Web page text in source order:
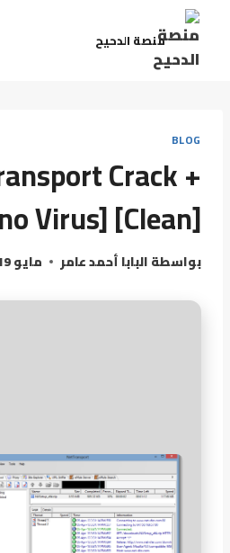
التجاوز
المحتوى
منصة الدحيح
BLOG
Crack +
Virus] [Clean]
بواسطةالبابا أحمد عامر مايو 19, 2026